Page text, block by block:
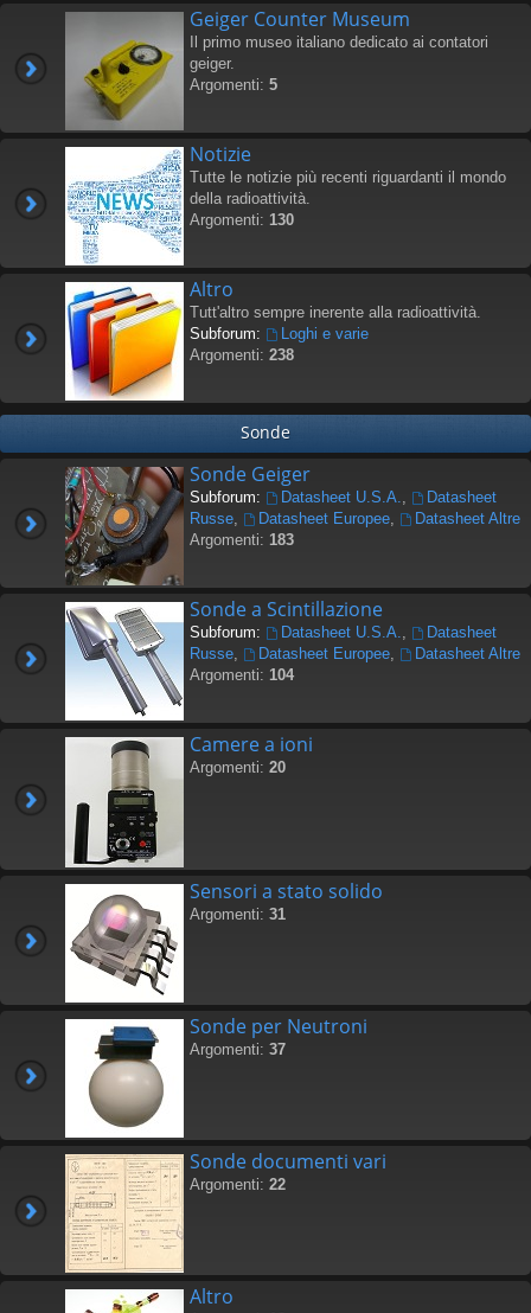
Geiger Counter Museum
Il primo museo italiano dedicato ai contatori
geiger.
Argomenti: 5
Notizie
Tutte le notizie più recenti riguardanti il mondo
della radioattività.
Argomenti: 130
Altro
Tutt'altro sempre inerente alla radioattività.
Subforum:
Loghi e varie
Argomenti: 238
Sonde
Sonde Geiger
Subforum: Datasheet U.S.A.,
Datasheet
Russe, Datasheet Europee,
Datasheet Altre
Argomenti: 183
Sonde a Scintillazione
Subforum: Datasheet U.S.A.,
Datasheet
Russe, Datasheet Europee,
Datasheet Altre
Argomenti: 104
Camere a ioni
Argomenti: 20
Sensori a stato solido
Argomenti: 31
Sonde per Neutroni
Argomenti: 37
Sonde documenti vari
Argomenti: 22
Altro